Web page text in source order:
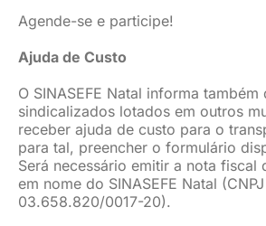
Agende-se e participe!
Ajuda de Custo
O SINASEFE Natal informa
sindicalizados lotados em outros
receber ajuda de custo para o
para tal, preencher o formulário
Será necessário emitir a nota fiscal
em nome do SINASEFE Natal (CNPJ
03.658.820/0017-20).